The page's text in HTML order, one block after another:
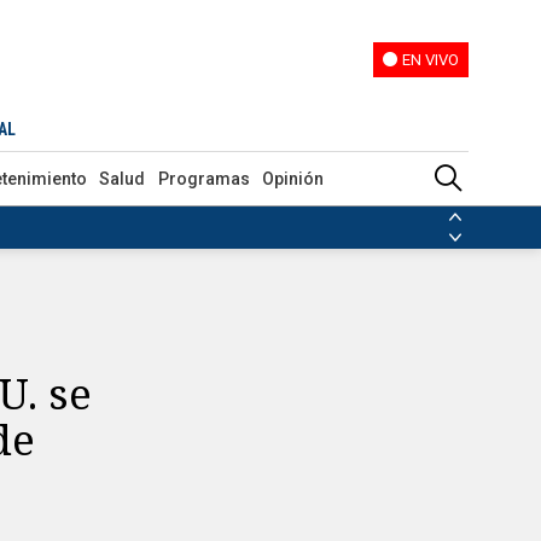
EN VIVO
Salud Programas Opinión
"El incidente se resolvió"
de las FARC
se